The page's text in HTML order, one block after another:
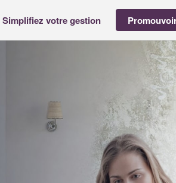
Simplifiez votre gestion